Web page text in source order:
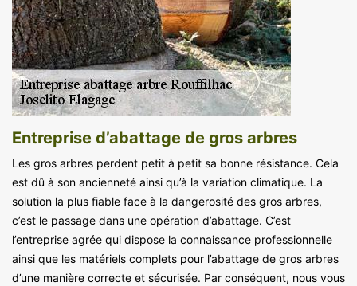
Entreprise d’abattage de gros arbres
Les gros arbres perdent petit à petit sa bonne résistance. Cela
est dû à son ancienneté ainsi qu’à la variation climatique. La
solution la plus fiable face à la dangerosité des gros arbres,
c’est le passage dans une opération d’abattage. C’est
l’entreprise agrée qui dispose la connaissance professionnelle
ainsi que les matériels complets pour l’abattage de gros arbres
d’une manière correcte et sécurisée. Par conséquent, nous vous